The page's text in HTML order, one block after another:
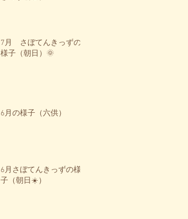
7月 さぼてんきっずの
様子（朝日）🌞
6月の様子（六供）
6月さぼてんきっずの様
子（朝日☀️）